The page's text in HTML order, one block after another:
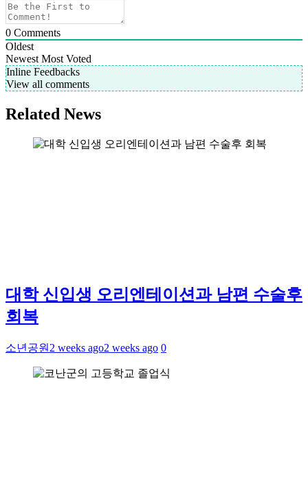
0 Comments
Oldest
Newest Most Voted
Inline Feedbacks
View all comments
Related News
대학 신입생 오리엔테이션과 남편 수술후
회복
소년공원 2 weeks ago2 weeks ago 0